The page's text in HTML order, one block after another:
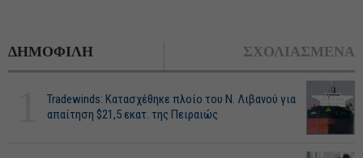
ΔΗΜΟΦΙΛΗ ΣΧΟΛΙΑΣΜΕΝΑ
Tradewinds: Κατασχέθηκε πλοίο του Ν. Λιβανού για
απαίτηση $21,5 εκατ. της Πειραιώς